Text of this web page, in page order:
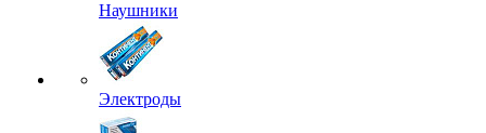
Наушники
Электроды